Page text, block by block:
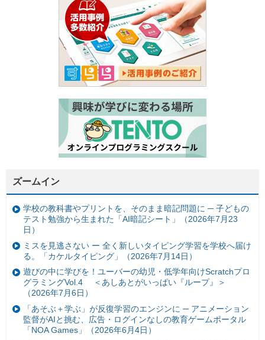
ズームイン
学校の教科書やプリントを、そのまま暗記問題に ─ 子どもの
テスト勉強から生まれた「AI暗記シート」（2026年7月23
日）
ミスを見逃さない ー 全く新しいタイピング学習を学校へ届け
る。「カケルタイピング」（2026年7月14日）
遊びの中に学びを！ユーバーの幼児・低学年向けScratchプロ
グラミングVol.4 ＜あしあとがいっぱい『ループ』＞
（2026年7月6日）
「あそぶ＋学ぶ」が反復学習のエンジンに ─ アニメーション
監督がAIと挑む、広告・ログインなしの教育ゲームポータル
「NOA Games」（2026年6月4日）